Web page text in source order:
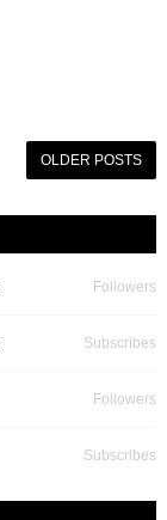
OLDER POSTS
Followers
Subscribes
Followers
Subscribes